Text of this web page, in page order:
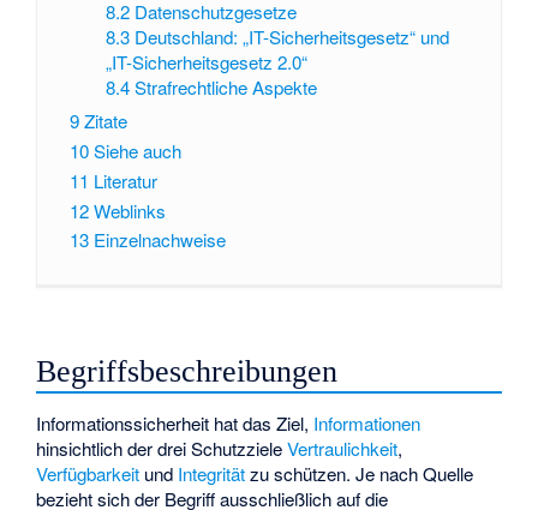
8.2 Datenschutzgesetze
8.3 Deutschland: „IT-Sicherheitsgesetz“ und
„IT-Sicherheitsgesetz 2.0“
8.4 Strafrechtliche Aspekte
9Zitate
10Siehe auch
11 Literatur
12Weblinks
13 Einzelnachweise
Begriffsbeschreibungen
Informationssicherheit hat das Ziel, Informationen
hinsichtlich der drei SchutzzieleVertraulichkeit,
Verfügbarkeit und Integritätzu schützen. Je nach Quelle
bezieht sich der Begriff ausschließlich auf die